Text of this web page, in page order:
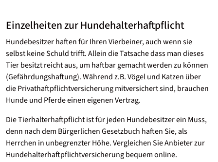
Einzelheiten zur Hundehalterhaftpflicht
Hundebesitzer haften für Ihren Vierbeiner, auch wenn sie
selbst keine Schuld trifft. Allein die Tatsache dass man dieses
Tier besitzt reicht aus, um haftbar gemacht werden zu können
(Gefährdungshaftung). Während z.B. Vögel und Katzen über
die Privathaftpflichtversicherung mitversichert sind, brauchen
Hunde und Pferde einen eigenen Vertrag.
Die Tierhalterhaftpflicht ist für jeden Hundebesitzer ein Muss,
denn nach dem Bürgerlichen Gesetzbuch haften Sie, als
Herrchen in unbegrenzter Höhe. Vergleichen Sie Anbieter zur
Hundehalterhaftpflichtversicherung bequem online.